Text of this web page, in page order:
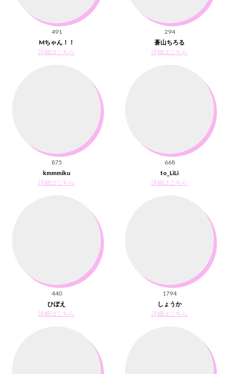
491
Mちゃん！！
詳細はこちら
294
蒼山ちろる
詳細はこちら
875
kmmmiku
詳細はこちら
668
to_LiLi
詳細はこちら
440
ひぼえ
詳細はこちら
1794
しょうか
詳細はこちら